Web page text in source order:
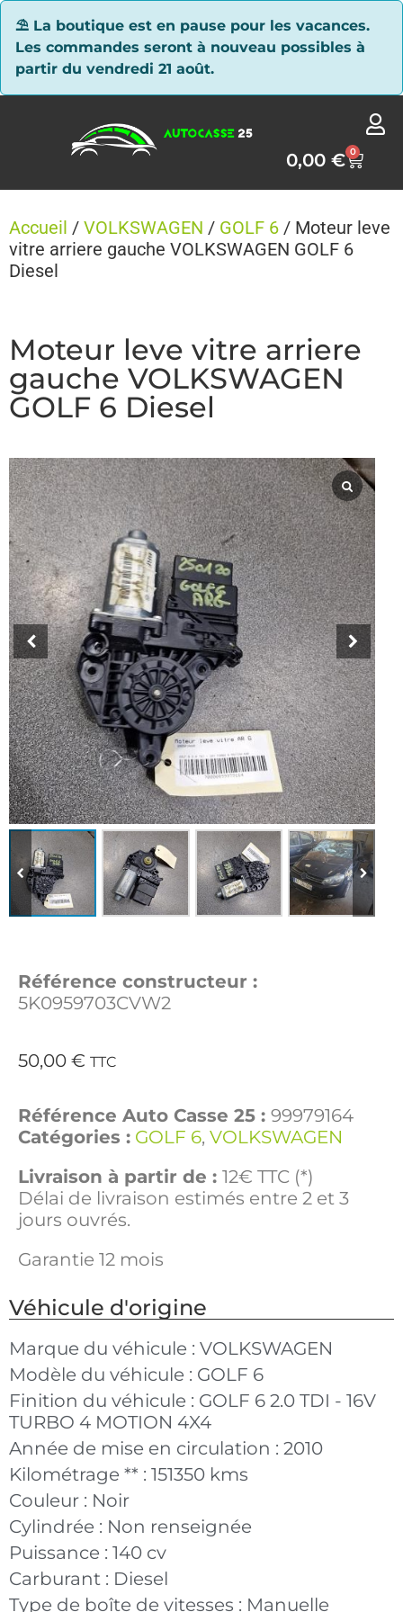
⛱ La boutique est en pause pour les vacances.
Les commandes seront à nouveau possibles à
partir du vendredi 21 août.
0,00€ 0
Accueil / VOLKSWAGEN / GOLF 6 / Moteur leve
vitre arriere gauche VOLKSWAGEN GOLF 6
Diesel
Moteur leve vitre arriere
gauche VOLKSWAGEN
GOLF 6 Diesel
Référence constructeur :
5K0959703CVW2
50,00 € TTC
Référence Auto Casse 25 : 99979164
Catégories : GOLF 6, VOLKSWAGEN
Livraison à partir de : 12€ TTC (*)
Délai de livraison estimés entre 2 et 3
jours ouvrés.
Garantie 12 mois
Véhicule d'origine
Marque du véhicule : VOLKSWAGEN
Modèle du véhicule : GOLF 6
Finition du véhicule : GOLF 6 2.0 TDI - 16V
TURBO 4 MOTION 4X4
Année de mise en circulation : 2010
Kilométrage ** : 151350 kms
Couleur : Noir
Cylindrée : Non renseignée
Puissance : 140 cv
Carburant : Diesel
Type de boîte de vitesses : Manuelle
Panneau de gestion des cookies